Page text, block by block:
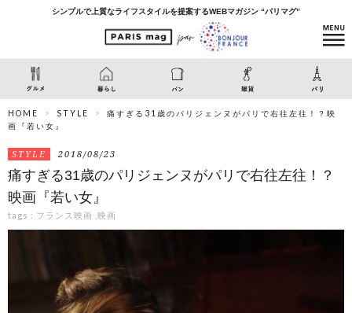
シンプルで上質なライフスタイルを提案するWEBマガジン “パリマグ”
HOME STYLE
痛すぎる31歳のパリジェンヌがパリで右往左往！？映
画『若い女』
STYLE 2018/08/23
痛すぎる31歳のパリジェンヌがパリで右往左往！？
映画『若い女』
tags : フランス映画 映画